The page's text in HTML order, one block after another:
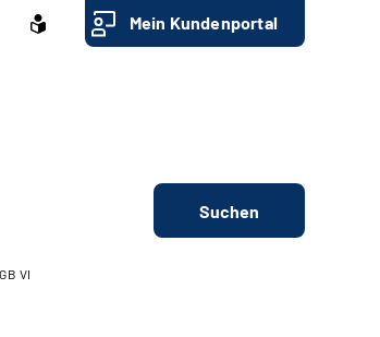
Mein Kundenportal
Suchen
VI